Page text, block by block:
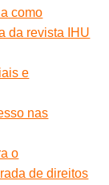
como
da revista IHU
e
nas
o
de direitos